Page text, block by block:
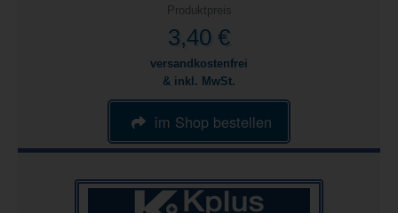
Produktpreis
3,40 €
versandkostenfrei
& inkl. MwSt.
im Shop bestellen